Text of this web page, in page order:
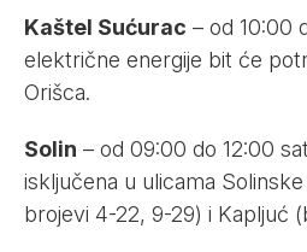
Kaštel Sućurac – od 10:00
električne energije bit će
Orišca.
Solin – od 09:00 do 12:00
isključena u ulicama
brojevi 4-22, 9-29) i Kapljuć